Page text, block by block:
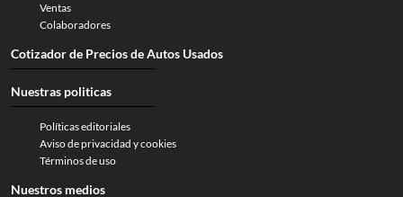
Ventas
Colaboradores
Cotizador de Precios de Autos Usados
Nuestras politicas
Políticas editoriales
Aviso de privacidad y cookies
Términos de uso
Nuestros medios